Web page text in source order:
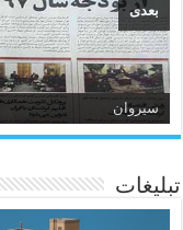
سیروان
ئاژانسی هەواڵی مێهر
بعدی
تبلیغات